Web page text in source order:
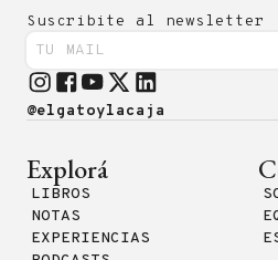
Suscribite al newsletter
@elgatoylacaja
Explorá
LIBROS
NOTAS
EXPERIENCIAS